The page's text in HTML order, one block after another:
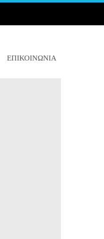
ΕΠΙΚΟΙΝΩΝΊΑ